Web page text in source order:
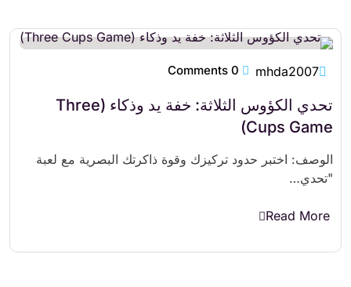
mhda2007
تحدي الكؤوس الثلاثة: خفة يد وذكاء (Three
Cups Game)
الوصف: اختبر حدود تركيزك وقوة ذاكرتك البصرية مع لعبة
"تحدي…
Read More